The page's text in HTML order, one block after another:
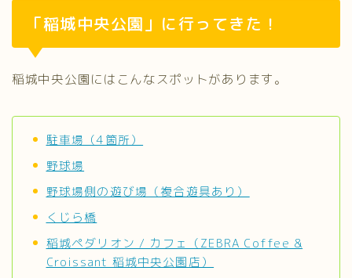
「稲城中央公園」に行ってきた！
稲城中央公園にはこんなスポットがあります。
駐車場（4箇所）
野球場
野球場側の遊び場（複合遊具あり）
くじら橋
稲城ペダリオン / カフェ（ZEBRA Coffee &
Croissant 稲城中央公園店）